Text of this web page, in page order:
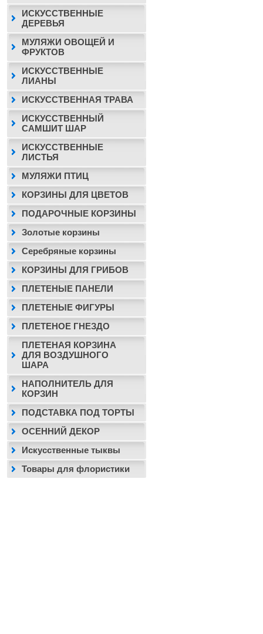
ИСКУССТВЕННЫЕ
ДЕРЕВЬЯ
МУЛЯЖИ ОВОЩЕЙ И
ФРУКТОВ
ИСКУССТВЕННЫЕ
ЛИАНЫ
ИСКУССТВЕННАЯ ТРАВА
ИСКУССТВЕННЫЙ
САМШИТ ШАР
ИСКУССТВЕННЫЕ
ЛИСТЬЯ
МУЛЯЖИ ПТИЦ
КОРЗИНЫ ДЛЯ ЦВЕТОВ
ПОДАРОЧНЫЕ КОРЗИНЫ
Золотые корзины
Серебряные корзины
КОРЗИНЫ ДЛЯ ГРИБОВ
ПЛЕТЕНЫЕ ПАНЕЛИ
ПЛЕТЕНЫЕ ФИГУРЫ
ПЛЕТЕНОЕ ГНЕЗДО
ПЛЕТЕНАЯ КОРЗИНА
ДЛЯ ВОЗДУШНОГО
ШАРА
НАПОЛНИТЕЛЬ ДЛЯ
КОРЗИН
ПОДСТАВКА ПОД ТОРТЫ
ОСЕННИЙ ДЕКОР
Искусственные тыквы
Товары для флористики